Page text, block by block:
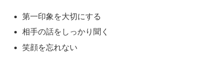
第一印象を大切にする
相手の話をしっかり聞く
笑顔を忘れない